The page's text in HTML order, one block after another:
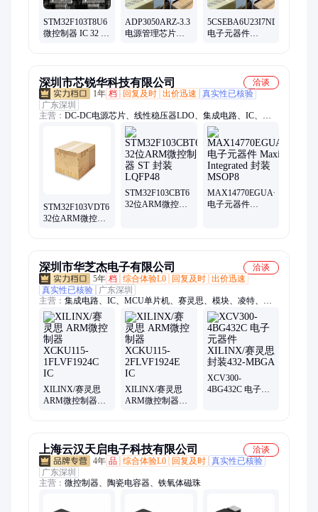
STM32F103T8U6
微控制器 IC 32 位
ADP3050ARZ-3.3
电源管理芯片
5CSEBA6U23I7NDK
电子元器件
深圳市芯锐华科技有限公司
洽谈
1年 档 回复及时 出价迅速
真实性已核验
广东深圳
主营： DC-DC电源芯片、线性稳压器LDO、集成电路、IC、
MOS管、IGBT、贴片电容
STM32F103VDT6
32位ARM微控制
STM32F103CBT6
32位ARM微控制
MAX14770EGUA+T
电子元器件
深圳市华芝杰电子有限公司
洽谈
5年 档 综合体验L0 回复及时 出价迅速
真实性已核验
广东深圳
主营： 集成电路、IC、MCU单片机、赛灵思、模块、凌特、飞
思卡尔、德州
XILINX/赛灵思
ARM微控制器
XILINX/赛灵思
ARM微控制器
XCV300-
4BG432C 电子元
上海云汉天启电子科技有限公司
洽谈
4年 品 综合体验L0 回复及时 真实性已核验
广东深圳
主营： 微控制器、陶瓷电容器、铁氧体磁珠